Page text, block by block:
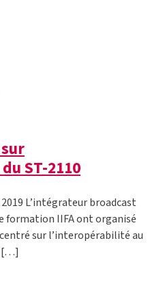
ST-2110
L’intégrateur broadcast
formation IIFA ont organisé
sur l’interopérabilité au
[…]